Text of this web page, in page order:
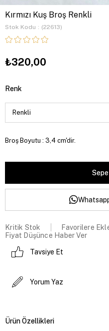
Kırmızı Kuş Broş Renkli
Stok Kodu (22613)
₺320,00
Renk
Broş Boyutu : 3,4 cm'dir.
Kritik Stok Favorilere
Fiyat Düşünce Haber Ver
Tavsiye Et
Yorum Yaz
Ürün Özellikleri